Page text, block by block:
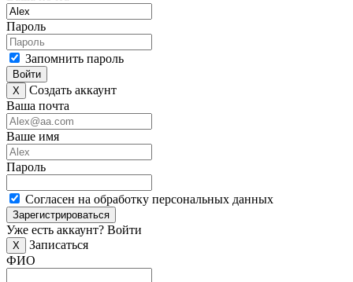
Пароль
Запомнить пароль
Войти
X
Создать аккаунт
Ваша почта
Ваше имя
Пароль
Согласен на обработку персональных данных
Зарегистрироваться
Уже есть аккаунт? Войти
X
Записаться
ФИО